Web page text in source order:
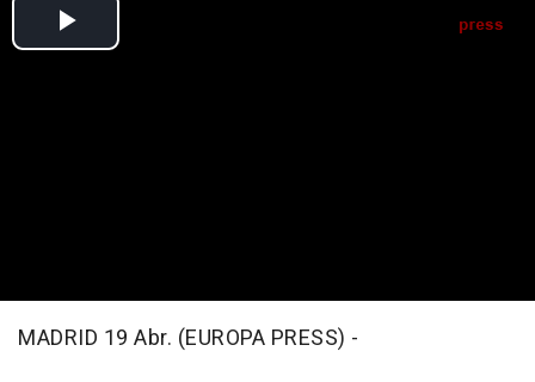
MADRID 19 Abr. (EUROPA PRESS) -